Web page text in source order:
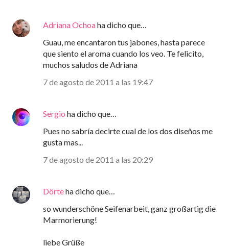
Adriana Ochoaha dicho que…
Guau, me encantaron tus jabones, hasta parece
que siento el aroma cuando los veo. Te felicito,
muchos saludos de Adriana
7 de agosto de 2011 a las 19:47
Sergio ha dicho que…
Pues no sabría decirte cual de los dos diseños me
gusta mas...
7 de agosto de 2011 a las 20:29
Dörteha dicho que…
so wunderschöne Seifenarbeit, ganz großartig die
Marmorierung!
liebe Grüße